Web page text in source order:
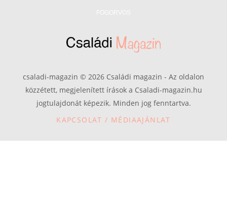
csaladi-magazin © 2026 Családi magazin - Az oldalon
közzétett, megjelenített írások a Csaladi-magazin.hu
jogtulajdonát képezik. Minden jog fenntartva.
KAPCSOLAT / MÉDIAAJÁNLAT